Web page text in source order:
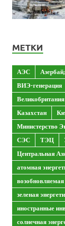
МЕТКИ
АЭС
ВИЭ-генерация
Великобритания
Казахстан
Министерство
СЭС
ТЭЦ
Центральная
атомная
возобновляемая
зеленая
иностранные
солнечная